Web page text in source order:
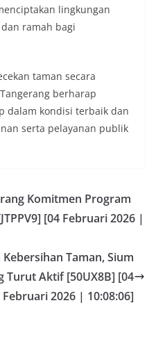
lingkungan
ramah bagi
taman secara
berharap
dalam kondisi terbaik dan
serta pelayanan publik
Komitmen Program
[04 Februari 2026 |
Taman, Sium
Turut Aktif [50UX8B] [04
Februari 2026 | 10:08:06]